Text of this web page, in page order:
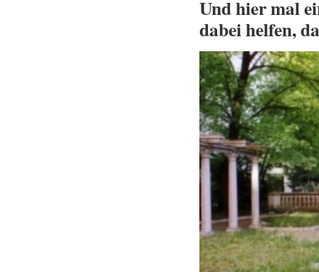
Und hier mal
dabei helfen,